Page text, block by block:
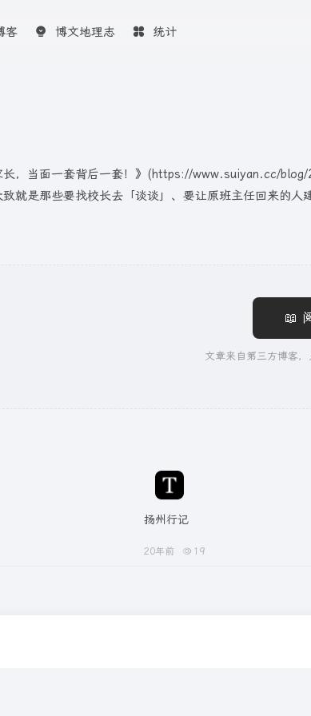
客 博文地理志 统计
长，当面一套背后一套！》(https://www.suiyan.cc/
就是那些要找校长去「谈谈」、要让原班主任回来的
📖
文章来自第三方博客
扬州行记
20年前 19